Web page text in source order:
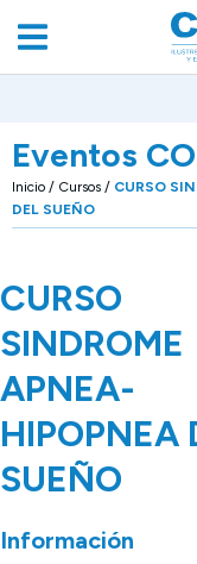
Eventos
Inicio / Cursos / CURSO
DEL SUEÑO
CURSO
SINDROME
APNEA-
HIPOPNEA
SUEÑO
Información